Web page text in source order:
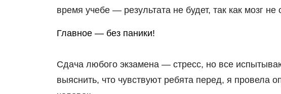
время учебе — результата не будет, так как мозг не
Главное — без паники!
Сдача любого экзамена — стресс, но все
выяснить, что чувствуют ребята перед, я провела